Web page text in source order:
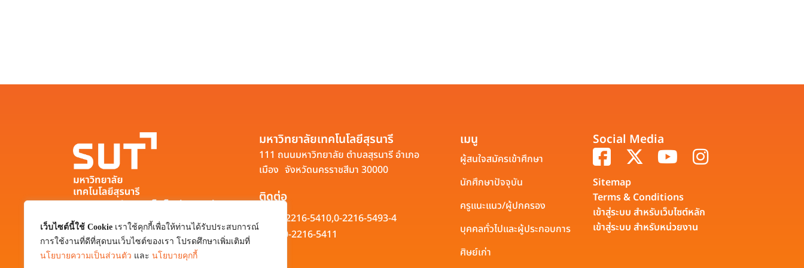
เว็บไซต์นี้ใช้ Cookie เราใช้คุกกี้เพื่อให้ท่านได้รับประสบการณ์
การใช้งานที่ดีที่สุดบนเว็บไซต์ของเรา โปรดศึกษาเพิ่มเติมที่
นโยบายความเป็นส่วนตัว และ นโยบายคุกกี้
มหาวิทยาลัยเทคโนโลยีสุรนารี
111 ถนนมหาวิทยาลัย ตำบลสุรนารี อำเภอ
เมือง จังหวัดนครราชสีมา 30000
0-4422-3000
มหาวิทยาลัยเทคโนโลยีสุรนารี
111 ถนนมหาวิทยาลัย ตำบลสุรนารี อำเภอ
เมือง จังหวัดนครราชสีมา 30000
ติดต่อ
0-2216-5410,0-2216-5493-4
0-2216-5411
เมนู
ผู้สนใจสมัครเข้าศึกษา
นักศึกษาปัจจุบัน
ครูแนะแนว/ผู้ปกครอง
บุคคลทั่วไปและผู้ประกอบการ
ศิษย์เก่า
Social Media
Sitemap
Terms & Conditions
เข้าสู่ระบบ สำหรับเว็บไซต์หลัก
เข้าสู่ระบบ สำหรับหน่วยงาน